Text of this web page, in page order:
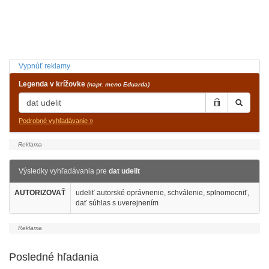
Vypnúť reklamy
Legenda v krížovke (napr. meno Eduarda)
Podrobné vyhľadávanie »
Výsledky vyhľadávania pre dat udelit
AUTORIZOVAŤ
udeliť autorské oprávnenie, schválenie, splnomocniť,
dať súhlas s uverejnením
Posledné hľadania